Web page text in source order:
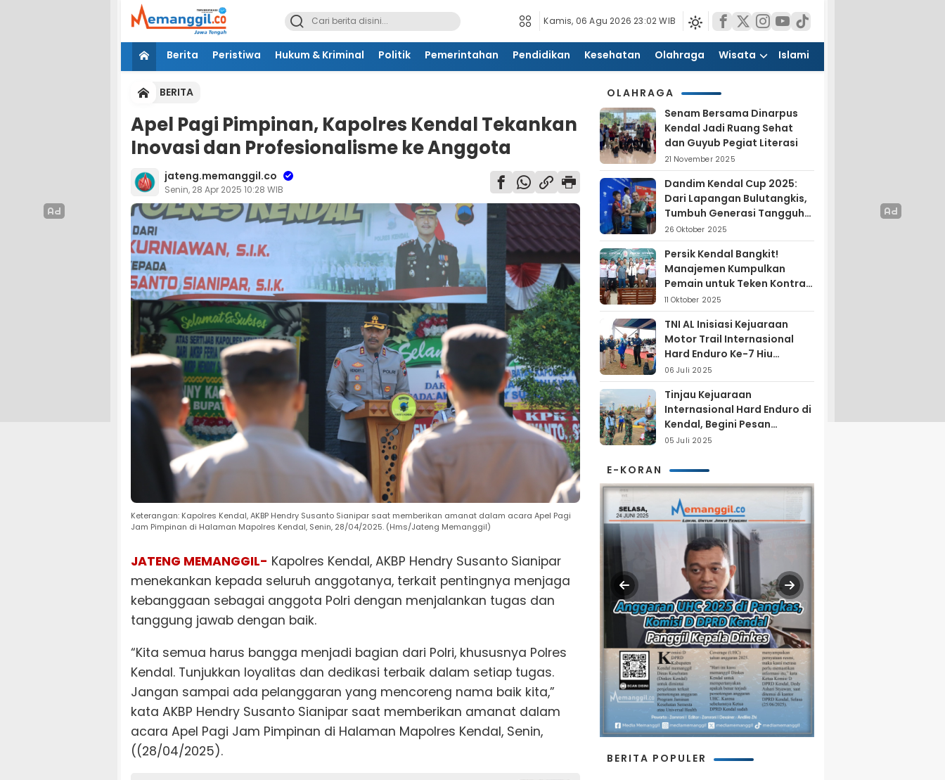
Kamis, 06 Agu 2026 23:02 WIB
Berita Peristiwa Hukum & Kriminal Politik Pemerintahan Pendidikan Kesehatan Olahraga Wisata Islami
BERITA
Apel Pagi Pimpinan, Kapolres Kendal Tekankan
Inovasi dan Profesionalisme ke Anggota
jateng.memanggil.co
Senin, 28 Apr 2025 10:28 WIB
Keterangan: Kapolres Kendal, AKBP Hendry Susanto Sianipar saat memberikan amanat dalam acara Apel Pagi
Jam Pimpinan di Halaman Mapolres Kendal, Senin, 28/04/2025. (Hms/Jateng Memanggil)
JATENG MEMANGGIL- Kapolres Kendal, AKBP Hendry Susanto Sianipar
menekankan kepada seluruh anggotanya, terkait pentingnya menjaga
kebanggaan sebagai anggota Polri dengan menjalankan tugas dan
tanggung jawab dengan baik.
“Kita semua harus bangga menjadi bagian dari Polri, khususnya Polres
Kendal. Tunjukkan loyalitas dan dedikasi terbaik dalam setiap tugas.
Jangan sampai ada pelanggaran yang mencoreng nama baik kita,”
kata AKBP Hendry Susanto Sianipar saat memberikan amanat dalam
acara Apel Pagi Jam Pimpinan di Halaman Mapolres Kendal, Senin,
((28/04/2025).
OLAHRAGA
Senam Bersama Dinarpus
Kendal Jadi Ruang Sehat
dan Guyub Pegiat Literasi
21 November 2025
Dandim Kendal Cup 2025:
Dari Lapangan Bulutangkis,
Tumbuh Generasi Tangguh
dan Nasionalis
26 Oktober 2025
Persik Kendal Bangkit!
Manajemen Kumpulkan
Pemain untuk Teken Kontrak
Jelang Liga 4
11 Oktober 2025
TNI AL Inisiasi Kejuaraan
Motor Trail Internasional
Hard Enduro Ke-7 Hiu
Selatan
06 Juli 2025
Tinjau Kejuaraan
Internasional Hard Enduro di
Kendal, Begini Pesan
Laksamana Pertama TNI AL
05 Juli 2025
E-KORAN
BERITA POPULER